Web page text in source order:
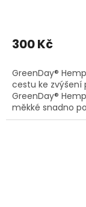
300 Kč
GreenDay®
cestu ke zvýšení
GreenDay®
měkké snadno